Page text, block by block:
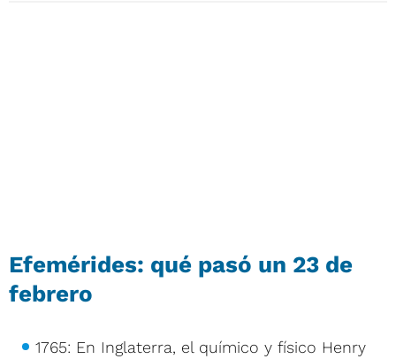
Efemérides: qué pasó un 23 de
febrero
1765: En Inglaterra, el químico y físico Henry